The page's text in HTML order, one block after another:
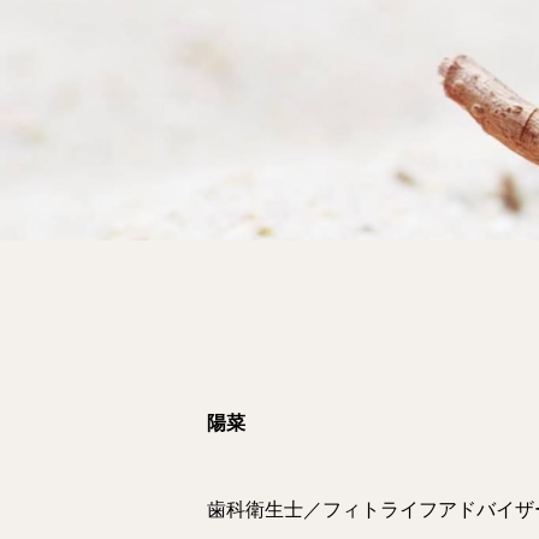
陽菜
歯科衛生士／フィトライフアドバイザ